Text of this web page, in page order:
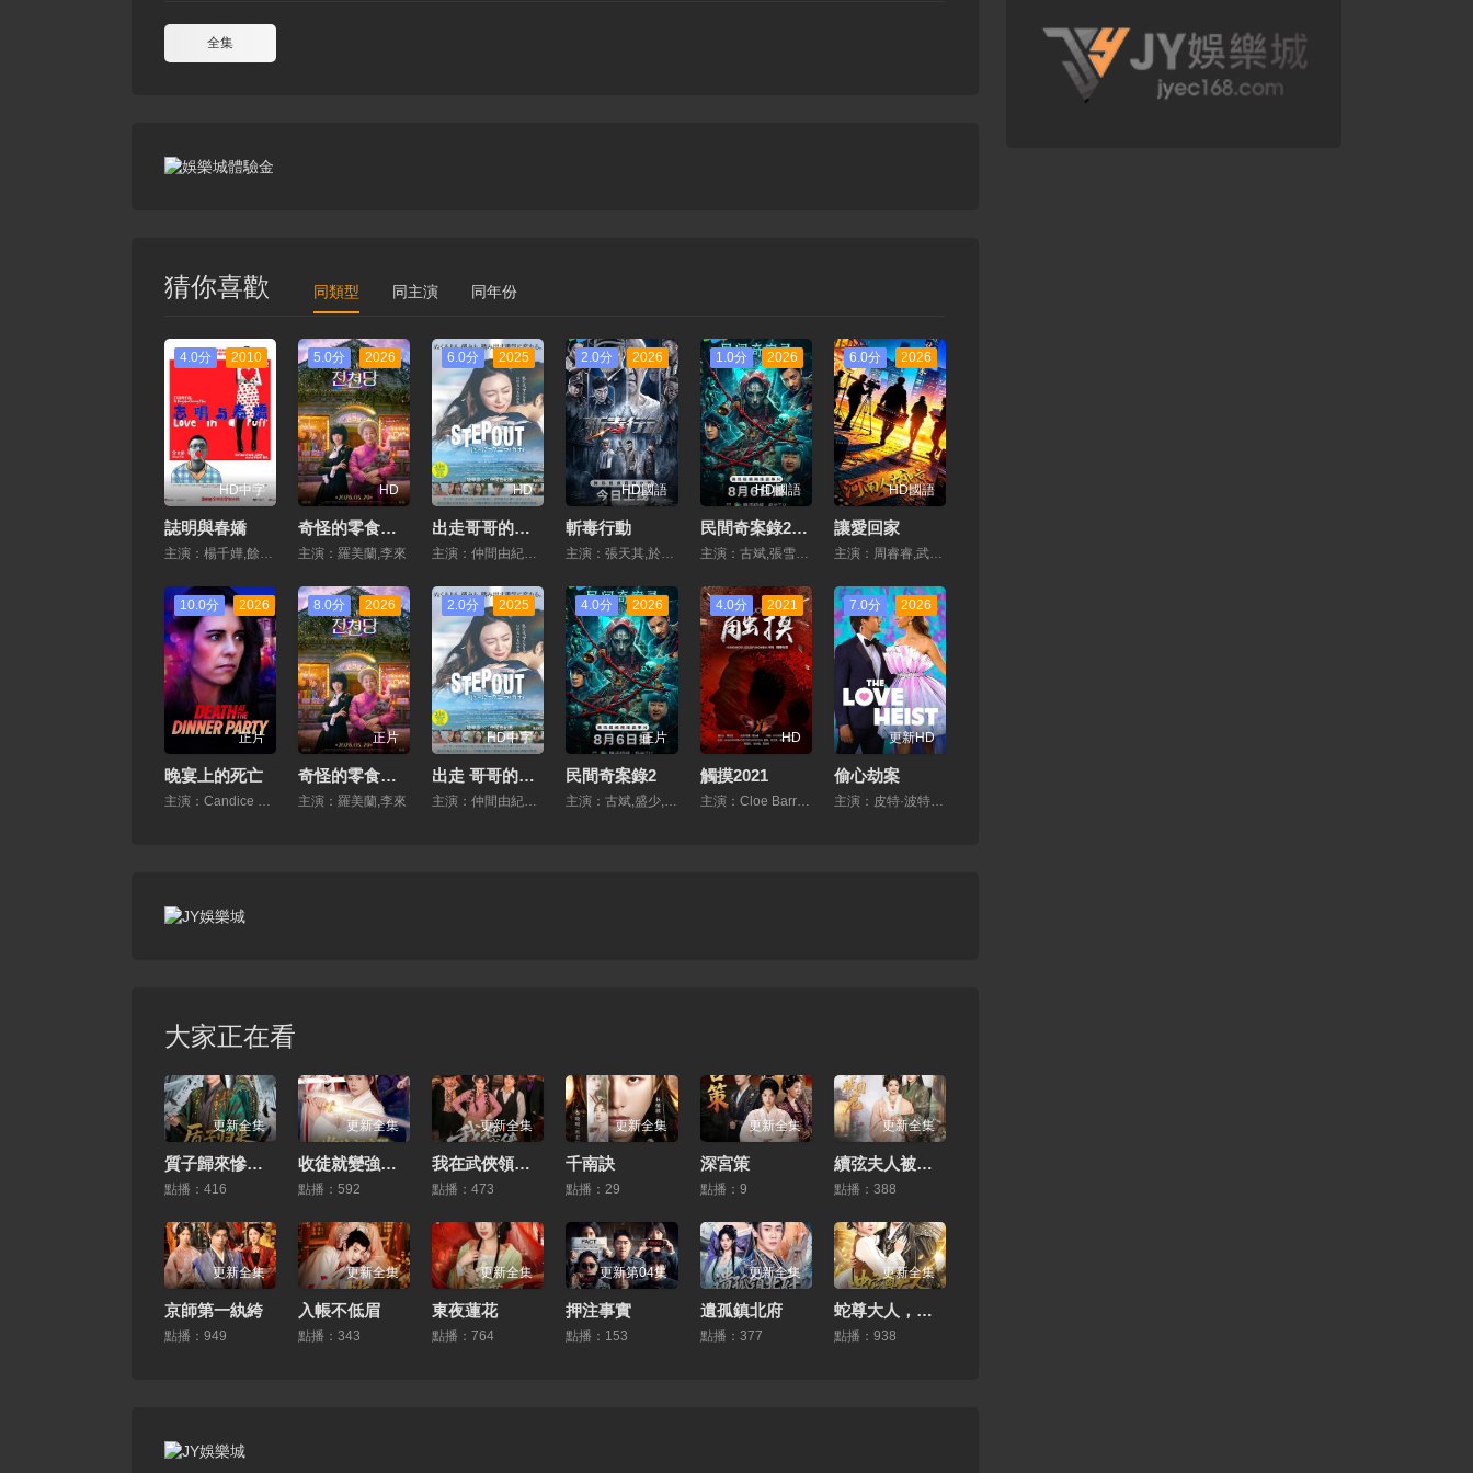
全集
猜你喜歡 同類型 同主演 同年份
4.0分 2010
HD中字
誌明與春嬌
5.0分 2026
HD
奇怪的零食店錢天堂
主演：羅美蘭,李來
6.0分 2025
HD
出走哥哥的彼界
2.0分 2026
HD國語
斬毒行動
1.0分 2026
HD國語
民間奇案錄2026
主演：古斌,張雪菡,盛少
6.0分 2026
HD國語
讓愛回家
主演：周睿睿,武海發
10.0分 2026
正片
晚宴上的死亡
主演：Candice Lidstone,卡梅倫·布羅德,馬克·戴,Eden Broda
8.0分 2026
正片
奇怪的零食店 錢天堂
主演：羅美蘭,李來
2.0分 2025
HD中字
出走 哥哥的彼界
主演：仲間由紀惠,Soul,又吉伶音,伊波れいり,鬆田流花,津波竜鬥,內田樹,盧禮歐,玉城敦子,城間やよい,津嘉山正種,寺辻健一郎
4.0分 2026
正片
民間奇案錄2
主演：古斌,盛少,張雪菡
4.0分 2021
HD
觸摸2021
主演：Cloe Barretto,Jason Abalos,Marco Gómez,錢達·羅梅羅,Christine Bermas,Jim Pebanco,Jess Evardone,Quinn Carrillo,Karl Aquino,Angelica Cervantes,Lotlot De Leon
7.0分 2026
更新HD
偷心劫案
主演：皮特·波特,琳德西·馮塞卡,米歇爾·布雷津斯基,傑森·特朗布萊,林賽·加文,Jason·Nash,Andrea·Stefanci
大家正在看
更新全集
質子歸來慘遭萬人嫌
點播：416
更新全集
收徒就變強：我成了修真界至尊
點播：592
更新全集
我在武俠領補貼
點播：473
更新全集
千南訣
點播：29
更新全集
深宮策
點播：9
更新全集
續弦夫人被團寵
點播：388
更新全集
京師第一紈絝
點播：949
更新全集
入帳不低眉
點播：343
更新全集
東夜蓮花
點播：764
更新第04集
押注事實
點播：153
更新全集
遺孤鎮北府
點播：377
更新全集
蛇尊大人，我最會暖手了
點播：938